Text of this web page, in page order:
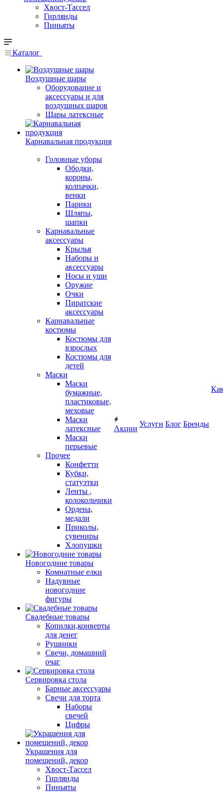
Хвост-Тассел
Гирлянды
Пиньяты
Каталог
Воздушные шары
Оборудование и
аксессуары и для
воздушных шаров
Шары латексные
Карнавальная продукция
Головные уборы
Ободки,
короны,
колпачки,
венки
Парики
Шляпы,
шапки
Карнавальные
аксессуары
Крылья
Наборы и
аксессуары
Носы и уши
Оружие
Очки
Пиратские
аксессуары
Карнавальные
костюмы
Костюмы для
взрослых
Костюмы для
детей
Маски
Маски
бумажные,
пластиковые,
меховые
Маски
латексные
Маски
перьевые
Прочее
Конфетти
Кубки,
статуэтки
Ленты ,
колокольчики
Ордена,
медали
Приколы,
сувениры
Хлопушки
Новогодние товары
Комнатные елки
Надувные
новогодние
фигуры
Свадебные товары
Копилки,конверты
для денег
Рушники
Свечи, домашний
очаг
Сервировка стола
Барные аксессуары
Свечи для торта
Наборы
свечей
Цифры
Украшения для
помещений, декор
Хвост-Тассел
Гирлянды
Пиньяты
Акции
Услуги Блог Бренды